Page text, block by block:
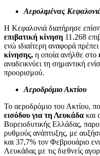
Αερολιμένας
Η Κεφαλονιά διατήρησε
επιβατική κίνηση 11.268
ενώ ιδιαίτερη αναφορά πρέπει
κίνησης, η οποία ανήλθε στο
αναδεικνύει τη σημαντική
προορισμού.
Αεροδρόμιο Ακτίου
Το αεροδρόμιο του Ακτίου,
εισόδου για τη Λευκάδα και
Βορειοδυτικής Ελλάδας,
ρυθμούς ανάπτυξης, με
και 37,7% τον Φεβρουάριο
Λευκάδας με τις διεθνείς